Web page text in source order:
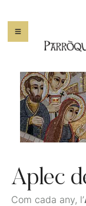
Aplec
Com cada any, l’